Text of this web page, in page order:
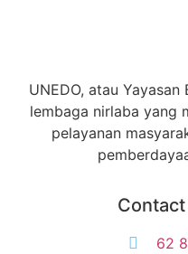
UNEDO, atau
lembaga nirlaba yang
pelayanan
62